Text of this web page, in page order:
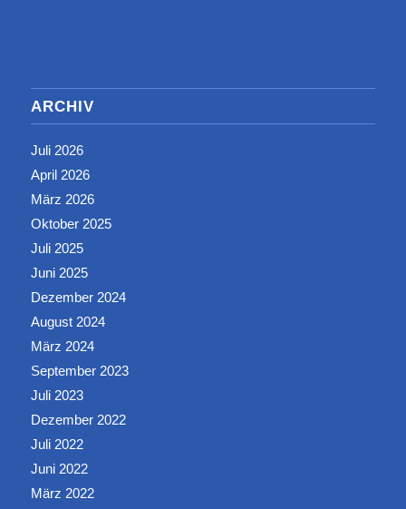
ARCHIV
Juli 2026
April 2026
März 2026
Oktober 2025
Juli 2025
Juni 2025
Dezember 2024
August 2024
März 2024
September 2023
Juli 2023
Dezember 2022
Juli 2022
Juni 2022
März 2022